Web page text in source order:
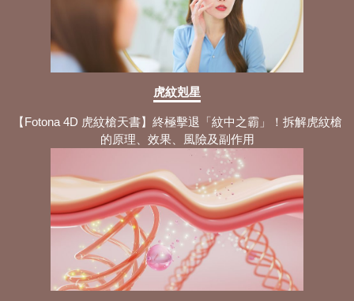
虎紋剋星
【Fotona 4D 虎紋槍天書】終極擊退「紋中之霸」！拆解虎紋槍
的原理、效果、風險及副作用